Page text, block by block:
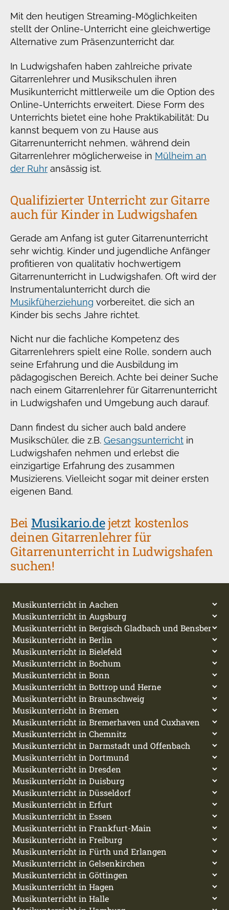
Mit den heutigen Streaming-Möglichkeiten
stellt der Online-Unterricht eine gleichwertige
Alternative zum Präsenzunterricht dar.
In Ludwigshafen haben zahlreiche private
Gitarrenlehrer und Musikschulen ihren
Musikunterricht mittlerweile um die Option des
Online-Unterrichts erweitert. Diese Form des
Unterrichts bietet eine hohe Praktikabilität: Du
kannst bequem von zu Hause aus
Gitarrenunterricht nehmen, während dein
Gitarrenlehrer möglicherweise in Mülheim an
der Ruhr ansässig ist.
Qualifizierter Unterricht zur Gitarre
auch für Kinder in Ludwigshafen
Gerade am Anfang ist guter Gitarrenunterricht
sehr wichtig. Kinder und jugendliche Anfänger
profitieren von qualitativ hochwertigem
Gitarrenunterricht in Ludwigshafen. Oft wird der
Instrumentalunterricht durch die
Musikfüherziehung vorbereitet, die sich an
Kinder bis sechs Jahre richtet.
Nicht nur die fachliche Kompetenz des
Gitarrenlehrers spielt eine Rolle, sondern auch
seine Erfahrung und die Ausbildung im
pädagogischen Bereich. Achte bei deiner Suche
nach einem Gitarrenlehrer für Gitarrenunterricht
in Ludwigshafen und Umgebung auch darauf.
Dann findest du sicher auch bald andere
Musikschüler, die z.B. Gesangsunterricht in
Ludwigshafen nehmen und erlebst die
einzigartige Erfahrung des zusammen
Musizierens. Vielleicht sogar mit deiner ersten
eigenen Band.
Bei Musikario.dejetzt kostenlos
deinen Gitarrenlehrer für
Gitarrenunterricht in Ludwigshafen
suchen!